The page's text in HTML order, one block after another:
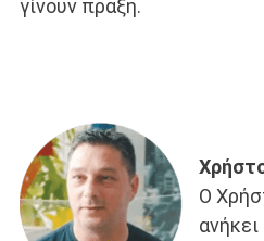
γίνουν πράξη.
Ο